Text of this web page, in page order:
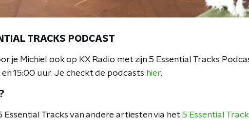
TRACKS PODCAST
je Michiel ook op KX Radio met zijn 5 Essential Tracks
15:00 uur. Je checkt de podcasts hier.
Essential Tracks van andere artiesten via het 5 Essential